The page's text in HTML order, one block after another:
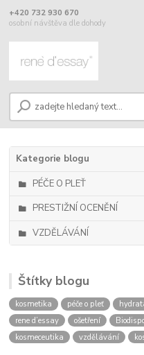
+420 732 930 670
osobní návštěva dle dohody
Kategorie blogu
PÉČE O PLEŤ
PRESTIŽNÍ OCENĚNÍ
VZDĚLÁVÁNÍ
Štítky blogu
kosmetika péče o pleť
rene d’essay
ošetření
kosmeceutika
vzdělávání